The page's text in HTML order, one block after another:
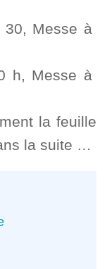
Messe à
h, Messe à
la feuille
la suite …